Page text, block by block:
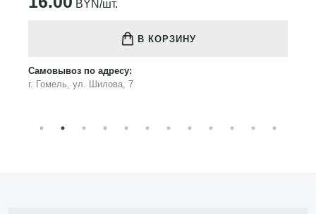
BYN/шт.
В КОРЗИНУ
Самовывоз по адресу:
г. Гомель, ул. Шилова, 7